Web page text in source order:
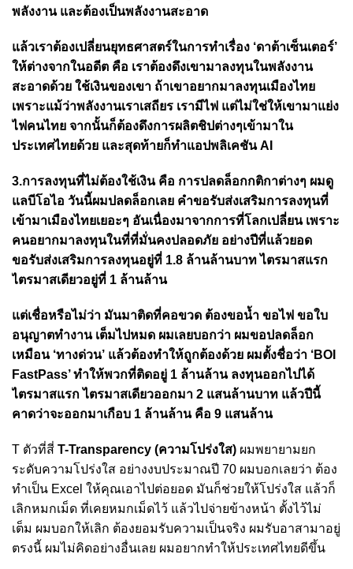
พลังงาน และต้องเป็นพลังงานสะอาด
แล้วเราต้องเปลี่ยนยุทธศาสตร์ในการทำเรื่อง ‘ดาต้าเซ็นเตอร์’
ให้ต่างจากในอดีต คือ เราต้องดึงเขามาลงทุนในพลังงาน
สะอาดด้วย ใช้เงินของเขา ถ้าเขาอยากมาลงทุนเมืองไทย
เพราะแม้ว่าพลังงานเราเสถียร เรามีไฟ แต่ไม่ใช่ให้เขามาแย่ง
ไฟคนไทย จากนั้นก็ต้องดึงการผลิตชิปต่างๆเข้ามาใน
ประเทศไทยด้วย และสุดท้ายก็ทำแอปพลิเคชัน AI
3.การลงทุนที่ไม่ต้องใช้เงิน คือ การปลดล็อกกติกาต่างๆ ผมดู
แลบีโอไอ วันนี้ผมปลดล็อกเลย คำขอรับส่งเสริมการลงทุนที่
เข้ามาเมืองไทยเยอะๆ อันเนื่องมาจากการที่โลกเปลี่ยน เพราะ
คนอยากมาลงทุนในที่ที่มั่นคงปลอดภัย อย่างปีที่แล้วยอด
ขอรับส่งเสริมการลงทุนอยู่ที่ 1.8 ล้านล้านบาท ไตรมาสแรก
ไตรมาสเดียวอยู่ที่ 1 ล้านล้าน
แต่เชื่อหรือไม่ว่า มันมาติดที่คอขวด ต้องขอน้ำ ขอไฟ ขอใบ
อนุญาตทำงาน เต็มไปหมด ผมเลยบอกว่า ผมขอปลดล็อก
เหมือน ‘ทางด่วน’ แล้วต้องทำให้ถูกต้องด้วย ผมตั้งชื่อว่า ‘BOI
FastPass’ ทำให้พวกที่ติดอยู่ 1 ล้านล้าน ลงทุนออกไปได้
ไตรมาสแรก ไตรมาสเดียวออกมา 2 แสนล้านบาท แล้วปีนี้
คาดว่าจะออกมาเกือบ 1 ล้านล้าน คือ 9 แสนล้าน
T ตัวที่สี่ T-Transparency (ความโปร่งใส) ผมพยายามยก
ระดับความโปร่งใส อย่างงบประมาณปี 70 ผมบอกเลยว่า ต้อง
ทำเป็น Excel ให้คุณเอาไปต่อยอด มันก็ช่วยให้โปร่งใส แล้วก็
เลิกหมกเม็ด ที่เคยหมกเม็ดไว้ แล้วไปจ่ายข้างหน้า ตั้งไว้ไม่
เต็ม ผมบอกให้เลิก ต้องยอมรับความเป็นจริง ผมรับอาสามาอยู่
ตรงนี้ ผมไม่คิดอย่างอื่นเลย ผมอยากทำให้ประเทศไทยดีขึ้น